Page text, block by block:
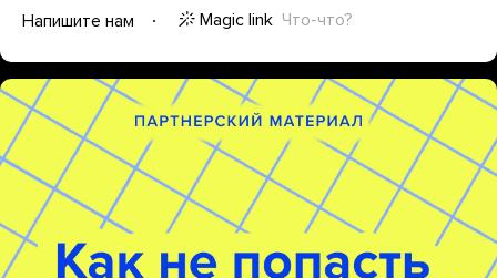
Напишите нам
Magic link Что-что?